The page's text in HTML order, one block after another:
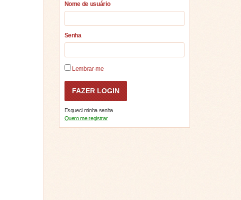
Nome de usuário
Senha
Lembrar-me
Esqueci minha senha
Quero me registrar